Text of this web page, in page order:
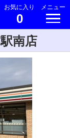
お気に入り
0
メニュー
南店